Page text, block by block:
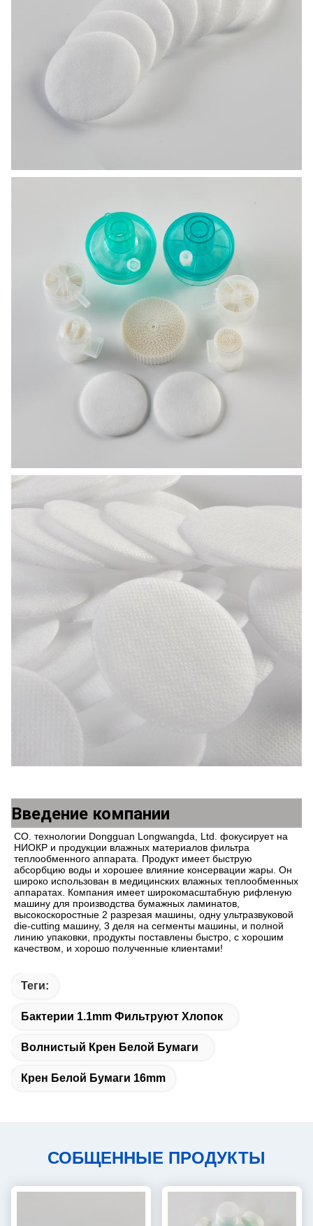
Введение компании
CO. технологии Dongguan Longwangda, Ltd. фокусирует на
НИОКР и продукции влажных материалов фильтра
теплообменного аппарата. Продукт имеет быструю
абсорбцию воды и хорошее влияние консервации жары. Он
широко использован в медицинских влажных теплообменных
аппаратах. Компания имеет широкомасштабную рифленую
машину для производства бумажных ламинатов,
высокоскоростные 2 разрезая машины, одну ультразвуковой
die-cutting машину, 3 деля на сегменты машины, и полной
линию упаковки, продукты поставлены быстро, с хорошим
качеством, и хорошо полученные клиентами!
Теги:
Бактерии 1.1mm Фильтруют Хлопок
Волнистый Крен Белой Бумаги
Крен Белой Бумаги 16mm
СОБЩЕННЫЕ ПРОДУКТЫ